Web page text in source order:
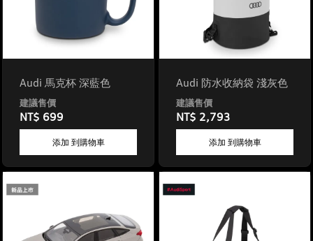
Audi 馬克杯 深藍色
NT$ 699
添加 到購物車
Audi 防水收納袋 淺灰色
NT$ 2,793
添加 到購物車